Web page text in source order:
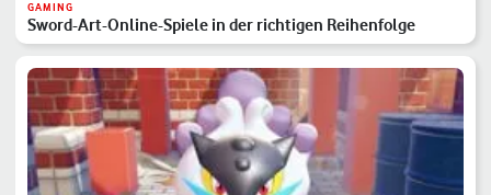
GAMING
Sword-Art-Online-Spiele in der richtigen Reihenfolge